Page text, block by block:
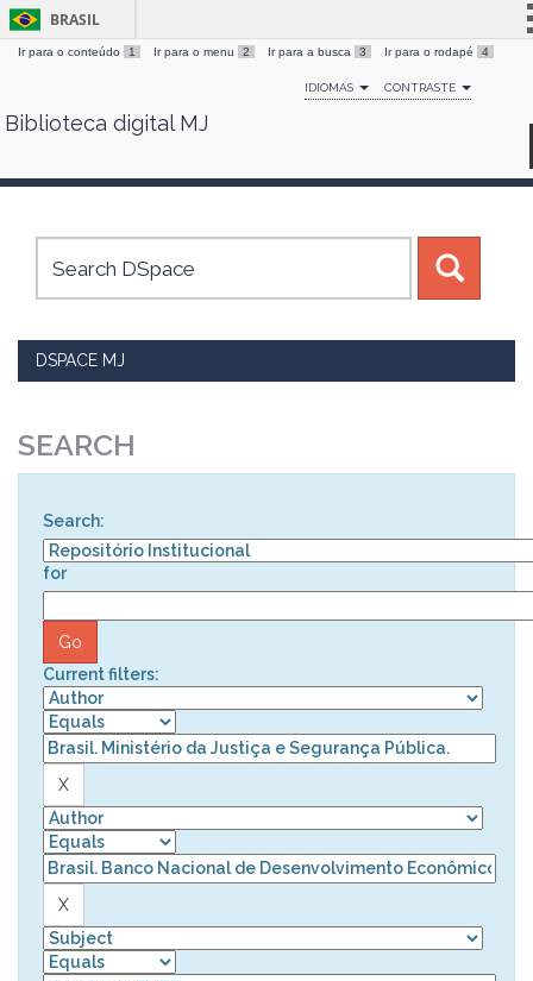
Skip
BRASIL
Simplifique!
Comunica BR
Canais
Ir para o conteúdo 1 Ir para o menu 2 Ir para a busca 3 Ir para o rodapé 4
IDIOMAS CONTRASTE
Biblioteca digital MJ
DSPACE MJ
SEARCH
Search:
for
Current filters: